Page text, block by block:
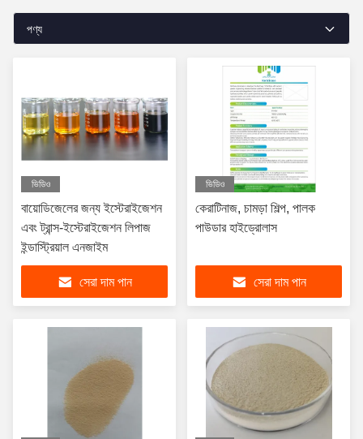
পণ্য
ভিডিও
বায়োডিজেলের জন্য ইস্টেরাইজেশন
এবং ট্রান্স-ইস্টেরাইজেশন লিপাজ
ইন্ডাস্ট্রিয়াল এনজাইম
সেরা দাম পান
ভিডিও
কেরাটিনাজ, চামড়া শিল্প, পালক
পাউডার হাইড্রোলাস
সেরা দাম পান